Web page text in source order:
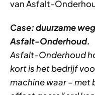
van Asfalt-
Case: duurzame
Asfalt-Onderhoud.
Asfalt-Onderhoud
kort is het bedrijf
machine waar – met